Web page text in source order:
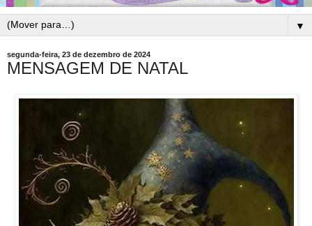
▼
segunda-feira, 23 de dezembro de 2024
MENSAGEM DE NATAL